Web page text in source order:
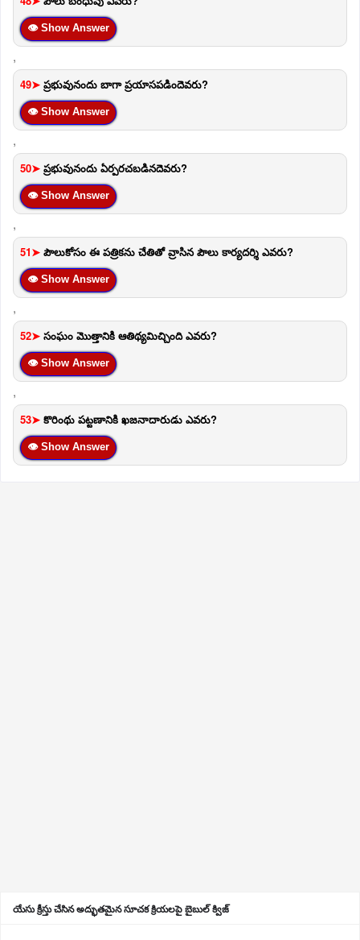
👁 Show Answer
,
49➤ ప్రభువునందు బాగా ప్రయాసపడిందెవరు?
👁 Show Answer
,
50➤ ప్రభువునందు ఏర్పరచబడినదెవరు?
👁 Show Answer
,
51➤ పౌలుకోసం ఈ పత్రికను చేతితో వ్రాసిన పౌలు కార్యదర్శి ఎవరు?
👁 Show Answer
,
52➤ సంఘం మొత్తానికి ఆతిథ్యమిచ్చింది ఎవరు?
👁 Show Answer
,
53➤ కొరింథు పట్టణానికి ఖజనాదారుడు ఎవరు?
👁 Show Answer
యేసు క్రీస్తు చేసిన అద్భుతమైన సూచక క్రియలపై బైబుల్ క్విజ్